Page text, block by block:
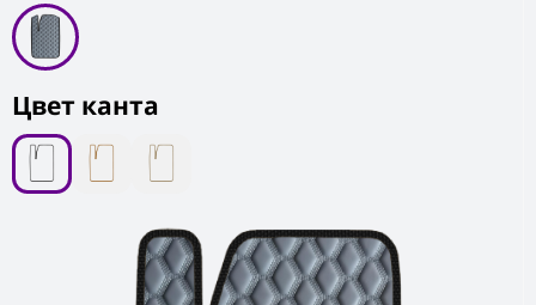
Цвет канта